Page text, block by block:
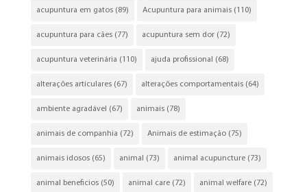
acupuntura em gatos(89) Acupuntura para animais(110)
acupuntura para cães(77) acupuntura sem dor(72)
acupuntura veterinária (110) ajuda profissional (68)
alterações articulares(67) alterações comportamentais(64)
ambiente agradável (67) animais(78)
animais de companhia (72) Animais de estimação(75)
animais idosos(65) animal (73) animal acupuncture(73)
animal beneficios(50) animal care(72) animal welfare(72)